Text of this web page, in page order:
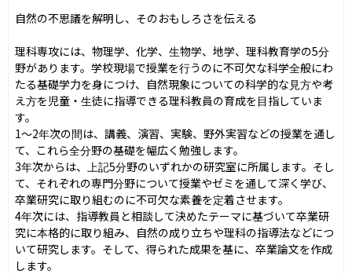
自然の不思議を解明し、そのおもしろさを伝える
理科専攻には、物理学、化学、生物学、地学、理科教育学の5分
野があります。学校現場で授業を行うのに不可欠な科学全般にわ
たる基礎学力を身につけ、自然現象についての科学的な見方や考
え方を児童・生徒に指導できる理科教員の育成を目指していま
す。
1〜2年次の間は、講義、演習、実験、野外実習などの授業を通し
て、これら全分野の基礎を幅広く勉強します。
3年次からは、上記5分野のいずれかの研究室に所属します。そし
て、それぞれの専門分野について授業やゼミを通して深く学び、
卒業研究に取り組むのに不可欠な素養を定着させます。
4年次には、指導教員と相談して決めたテーマに基づいて卒業研
究に本格的に取り組み、自然の成り立ちや理科の指導法などにつ
いて研究します。そして、得られた成果を基に、卒業論文を作成
します。